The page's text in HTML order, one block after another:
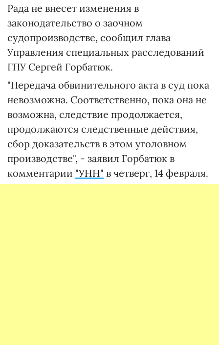
Рада не внесет изменения в
законодательство о заочном
судопроизводстве, сообщил глава
Управления специальных расследований
ГПУ Сергей Горбатюк.
"Передача обвинительного акта в суд пока
невозможна. Соответственно, пока она не
возможна, следствие продолжается,
продолжаются следственные действия,
сбор доказательств в этом уголовном
производстве", - заявил Горбатюк в
комментарии "УНН" в четверг, 14 февраля.